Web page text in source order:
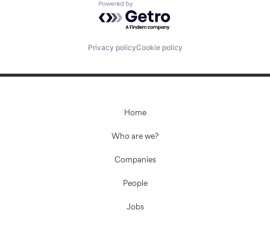
Powered by Getro.com
Privacy policyCookie policy
Home
Who are we?
Companies
People
Jobs